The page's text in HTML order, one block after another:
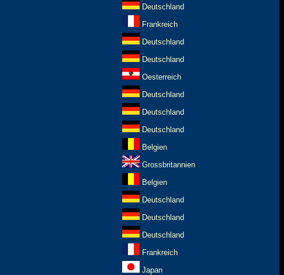
Deutschland
Frankreich
Deutschland
Deutschland
Oesterreich
Deutschland
Deutschland
Deutschland
Belgien
Grossbritannien
Belgien
Deutschland
Deutschland
Deutschland
Frankreich
Japan